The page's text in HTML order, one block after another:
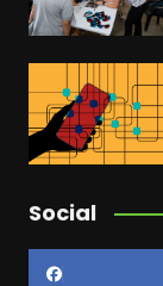
Social